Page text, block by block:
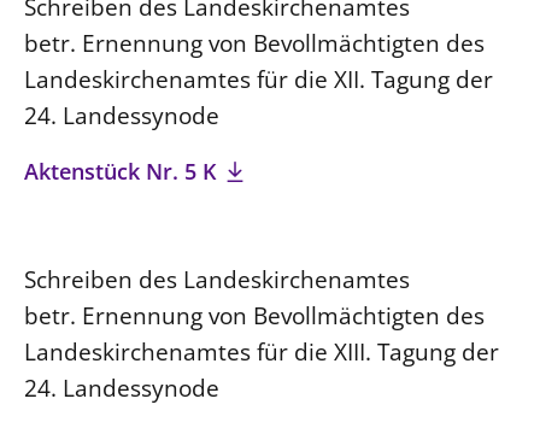
Schreiben des Landeskirchenamtes
betr. Ernennung von Bevollmächtigten des
Landeskirchenamtes für die XII. Tagung der
24. Landessynode
Aktenstück Nr. 5 K
Schreiben des Landeskirchenamtes
betr. Ernennung von Bevollmächtigten des
Landeskirchenamtes für die XIII. Tagung der
24. Landessynode